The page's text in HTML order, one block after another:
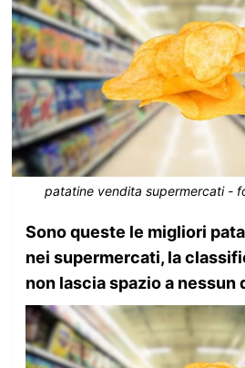
patatine vendita supermercati -
Sono queste le migliori
nei supermercati, la
non lascia spazio a nessun